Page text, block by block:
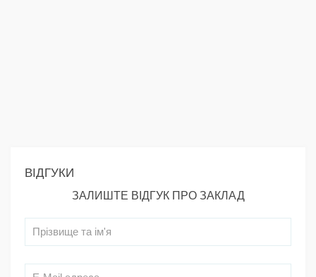
ВІДГУКИ
ЗАЛИШТЕ ВІДГУК ПРО ЗАКЛАД